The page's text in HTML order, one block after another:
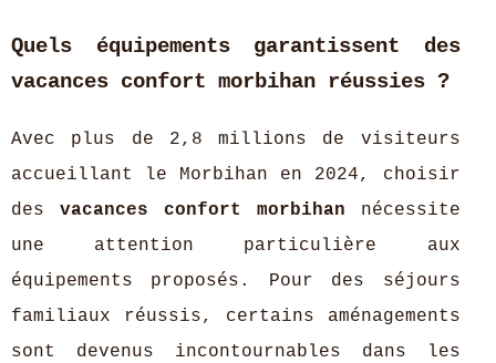
Quels équipements garantissent des
vacances confort morbihan réussies ?
Avec plus de 2,8 millions de visiteurs
accueillant le Morbihan en 2024, choisir
des vacances confort morbihan nécessite
une attention particulière aux
équipements proposés. Pour des séjours
familiaux réussis, certains aménagements
sont devenus incontournables dans les